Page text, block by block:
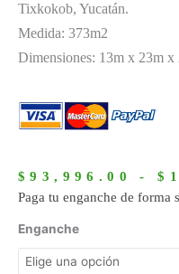
Tixkokob, Yucatán.
Medida: 373m2
Dimensiones: 13m x 23m
$93,996.00 - $
Paga tu enganche de forma
Enganche
687
cantidad